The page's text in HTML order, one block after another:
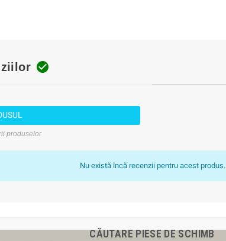

produselor
Nu există încă recenzii pentru acest produs.
CĂUTARE PIESE DE SCHIMB